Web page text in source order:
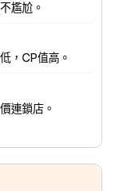
尷尬。
，CP值高。
連鎖店。